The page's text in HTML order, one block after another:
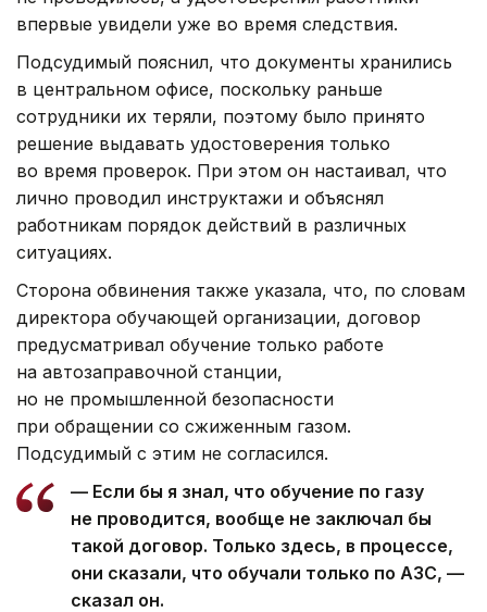
впервые увидели уже во время следствия.
Подсудимый пояснил, что документы хранились
в центральном офисе, поскольку раньше
сотрудники их теряли, поэтому было принято
решение выдавать удостоверения только
во время проверок. При этом он настаивал, что
лично проводил инструктажи и объяснял
работникам порядок действий в различных
ситуациях.
Сторона обвинения также указала, что, по словам
директора обучающей организации, договор
предусматривал обучение только работе
на автозаправочной станции,
но не промышленной безопасности
при обращении со сжиженным газом.
Подсудимый с этим не согласился.
— Если бы я знал, что обучение по газу
не проводится, вообще не заключал бы
такой договор. Только здесь, в процессе,
они сказали, что обучали только по АЗС, —
сказал он.